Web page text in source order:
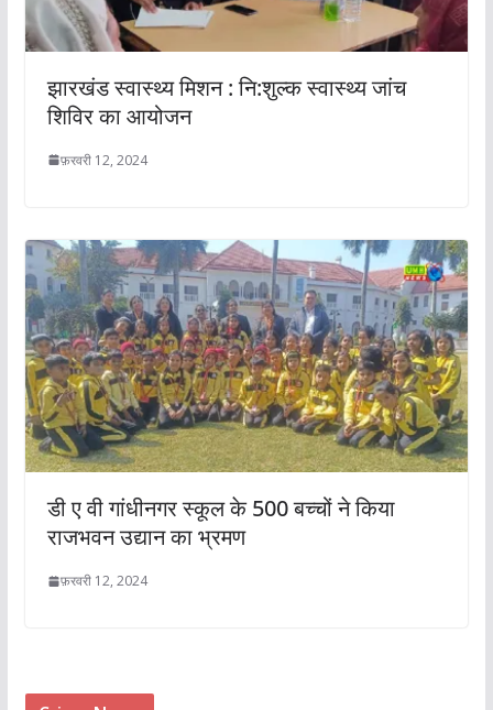
झारखंड स्वास्थ्य मिशन : नि:शुल्क स्वास्थ्य जांच
शिविर का आयोजन
फ़रवरी 12, 2024
डी ए वी गांधीनगर स्कूल के 500 बच्चों ने किया
राजभवन उद्यान का भ्रमण
फ़रवरी 12, 2024